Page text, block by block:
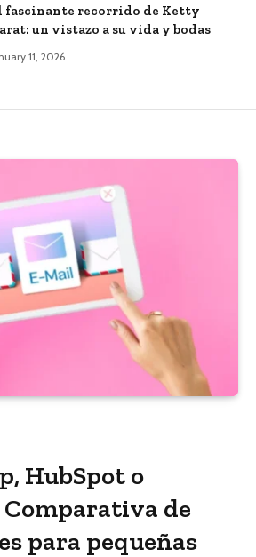
fascinante recorrido de Ketty
un vistazo a su vida y bodas
11, 2026
HubSpot o
de
para pequeñas